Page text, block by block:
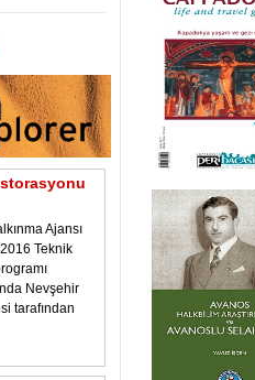
Ajansı
Teknik
Nevşehir
tarafından